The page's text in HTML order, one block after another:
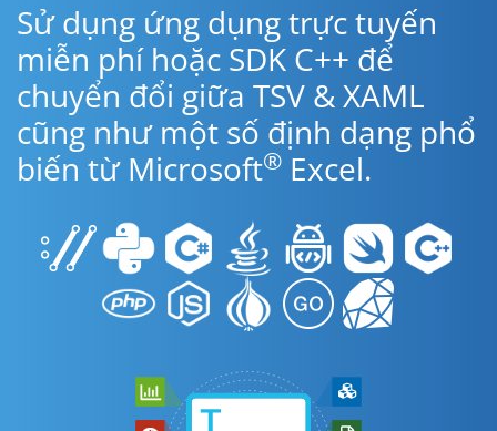
Sử dụng ứng dụng trực tuyến
miễn phí hoặc SDK C++ để
chuyển đổi giữa TSV & XAML
cũng như một số định dạng phổ
biến từ Microsoft® Excel.